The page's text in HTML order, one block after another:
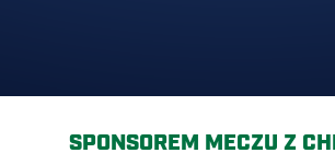
SPONSOREM MECZU Z